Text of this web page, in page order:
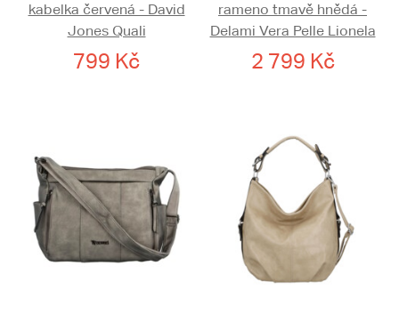
kabelka červená - David
Jones Quali
799 Kč
rameno tmavě hnědá -
Delami Vera Pelle Lionela
2 799 Kč